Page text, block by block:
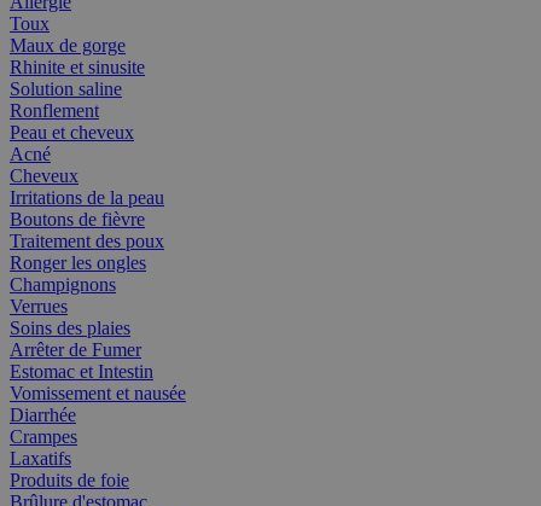
Toux
Maux de gorge
Rhinite et sinusite
Solution saline
Ronflement
Peau et cheveux
Acné
Cheveux
Irritations de la peau
Boutons de fièvre
Traitement des poux
Ronger les ongles
Champignons
Verrues
Soins des plaies
Arrêter de Fumer
Estomac et Intestin
Vomissement et nausée
Diarrhée
Crampes
Laxatifs
Produits de foie